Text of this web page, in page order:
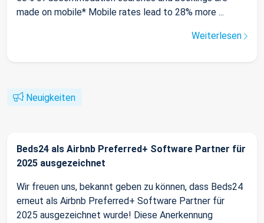
made on mobile* Mobile rates lead to 28% more ...
Weiterlesen
Neuigkeiten
Beds24 als Airbnb Preferred+ Software Partner für
2025 ausgezeichnet
Wir freuen uns, bekannt geben zu können, dass Beds24
erneut als Airbnb Preferred+ Software Partner für
2025 ausgezeichnet wurde! Diese Anerkennung